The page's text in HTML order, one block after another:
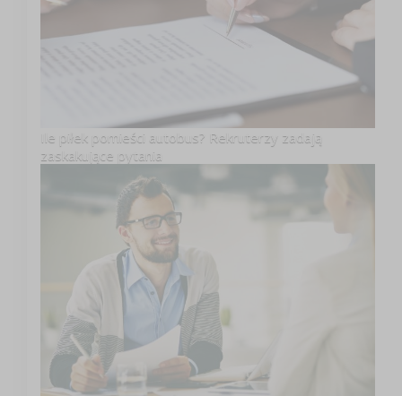
Ile piłek pomieści autobus? Rekruterzy zadają
zaskakujące pytania